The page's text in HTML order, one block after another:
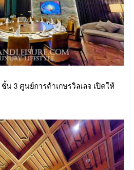
ชั้น 3 ศูนย์การค้าเกษรวิลเลจ เปิดให้